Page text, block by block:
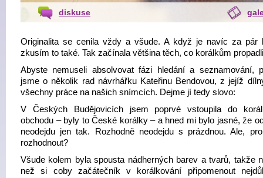
diskuse
Originalita se cenila vždy a všude. A když je navíc za pár
zkusím to také. Tak začínala většina těch, co korálkům
Abyste nemuseli absolvovat fázi hledání a seznamování,
jsme o několik rad návrhářku Kateřinu Bendovou, z jejíž
všechny práce na našich snímcích. Dejme jí tedy slovo:
V Českých Budějovicích jsem poprvé vstoupila do
obchodu – byly to České korálky – a hned mi bylo jasné, že
neodejdu jen tak. Rozhodně neodejdu s prázdnou. Ale,
rozhodnout?
Všude kolem byla spousta nádherných barev a tvarů, takže
než si coby začátečník v korálkování připomenout